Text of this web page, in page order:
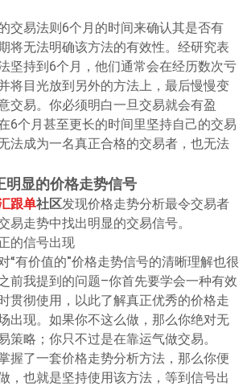
交易法则6个月的时间来确认其是否有
将无法明确该方法的有效性。经研究表
坚持到6个月，他们通常会在经历数次亏
将目光放到另外的方法上，最后慢慢变
交易。你必须明白一旦交易就会有盈
6个月甚至更长的时间里坚持自己的交易
法成为一名真正合格的交易者，也无法
明显的价格走势信号
跟单社区发现价格走势分析最令交易者
易走势中找出明显的交易信号。
的信号出现
“有价值的”价格走势信号的清晰理解也很
前我提到的问题–你首先要学会一种有效
贯彻使用，以此了解真正优秀的价格走
出现。如果你不这么做，那么你绝对无
策略；你只不过是在靠运气做交易。
握了一套价格走势分析方法，那么你便
，也就是坚持使用该方法，等到信号出